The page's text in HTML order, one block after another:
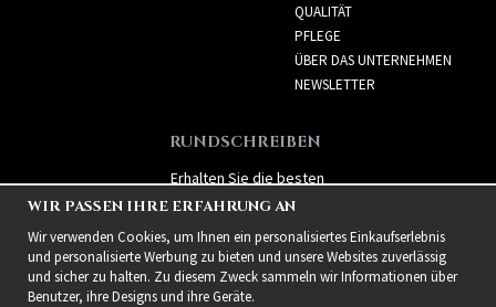
QUALITÄT
PFLEGE
ÜBER DAS UNTERNEHMEN
NEWSLETTER
RUNDSCHREIBEN
Erhalten Sie die besten
Angebote und spannende
neue Produkte!
WIR PASSEN IHRE ERFAHRUNG AN
Wir verwenden Cookies, um Ihnen ein personalisiertes Einkaufserlebnis
und personalisierte Werbung zu bieten und unsere Websites zuverlässig
und sicher zu halten. Zu diesem Zweck sammeln wir Informationen über
Benutzer, ihre Designs und ihre Geräte.